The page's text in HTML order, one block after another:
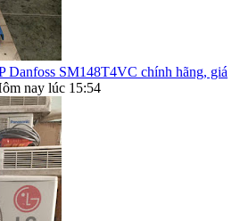
Danfoss SM148T4VC chính hãng, giá
nay lúc 15:54